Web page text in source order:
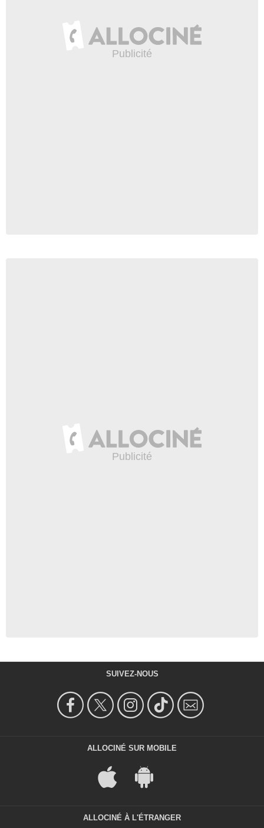
SUIVEZ-NOUS
ALLOCINÉ SUR MOBILE
ALLOCINÉ À L'ÉTRANGER